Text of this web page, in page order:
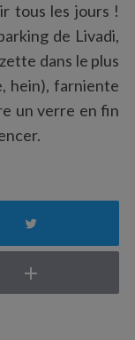
tous les jours !
de Livadi,
dans le plus
hein), farniente
un verre en fin